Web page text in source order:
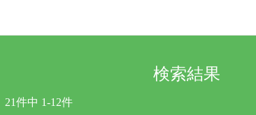
検索結果
21件中 1-12件